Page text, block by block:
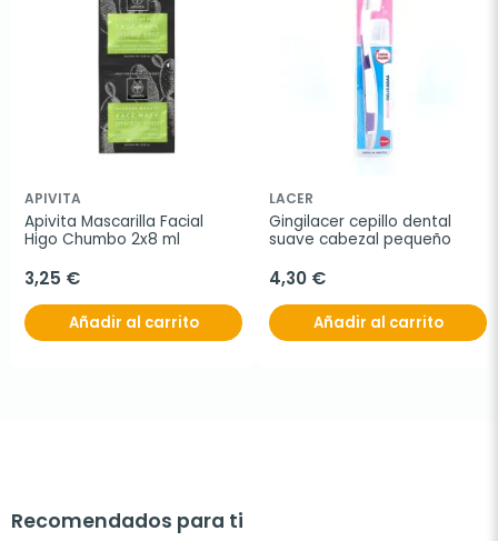
APIVITA
Apivita Mascarilla Facial
Higo Chumbo 2x8 ml
3,25 €
Añadir al carrito
LACER
Gingilacer cepillo dental
suave cabezal pequeño
4,30 €
Añadir al carrito
Recomendados para ti